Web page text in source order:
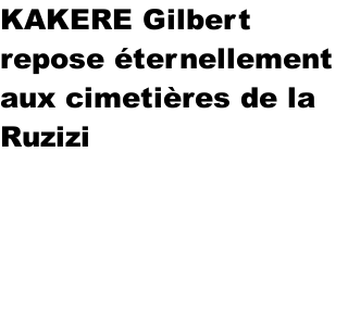
KAKERE Gilbert
repose éternellement
aux cimetières de la
Ruzizi